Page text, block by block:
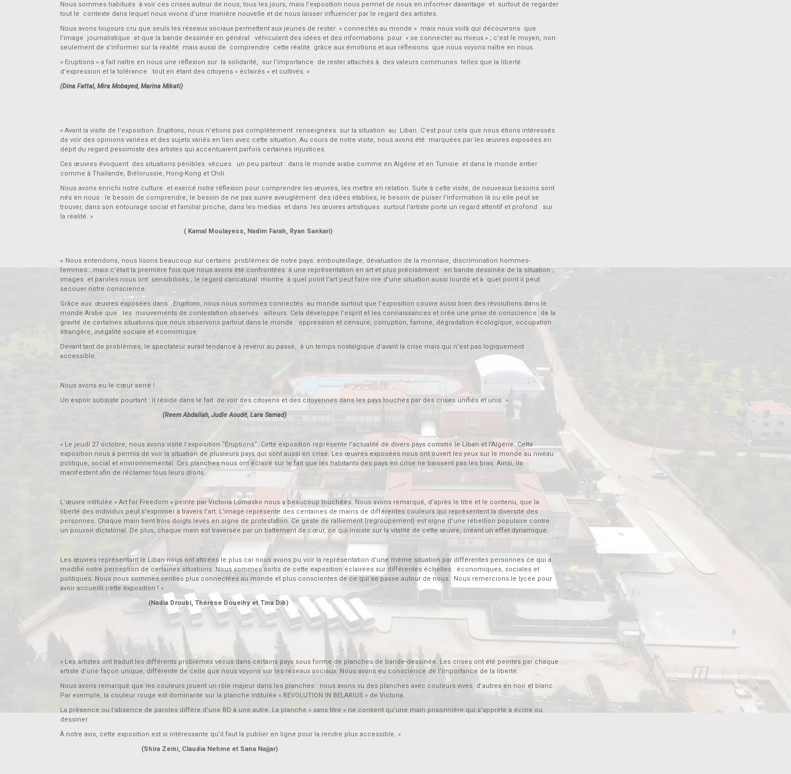
Nous sommes habitués à voir ces crises autour de nous, tous les jours, mais l’exposition nous permet de nous en informer davantage et surtout de regarder
tout le contexte dans lequel nous vivons d’une manière nouvelle et de nous laisser influencer par le regard des artistes.
Nous avons toujours cru que seuls les réseaux sociaux permettent aux jeunes de rester « connectés au monde » mais nous voilà qui découvrons que
l’image journalistique et que la bande dessinée en général véhiculent des idées et des informations pour « se connecter au mieux » ; c’est le moyen, non
seulement de s’informer sur la réalité mais aussi de comprendre cette réalité grâce aux émotions et aux réflexions que nous voyons naître en nous.
« Eruptions » a fait naître en nous une réflexion sur la solidarité, sur l’importance de rester attachés à des valeurs communes telles que la liberté
d’expression et la tolérance tout en étant des citoyens « éclairés » et cultivés. »
(Dina Fattal, Mira Mobayed, Marina Mikati)
« Avant la visite de l’exposition Eruptions, nous n’étions pas complètement renseignées sur la situation au Liban. C’est pour cela que nous étions intéressés
de voir des opinions variées et des sujets variés en lien avec cette situation. Au cours de notre visite, nous avons été marquées par les œuvres exposées en
dépit du regard pessimiste des artistes qui accentuaient parfois certaines injustices.
Ces œuvres évoquent des situations pénibles vécues un peu partout : dans le monde arabe comme en Algérie et en Tunisie et dans le monde entier
comme à Thaïlande, Biélorussie, Hong-Kong et Chili.
Nous avons enrichi notre culture et exercé notre réflexion pour comprendre les œuvres, les mettre en relation. Suite à cette visite, de nouveaux besoins sont
nés en nous : le besoin de comprendre, le besoin de ne pas suivre aveuglément des idées établies, le besoin de puiser l’information là ou elle peut se
trouver, dans son entourage social et familial proche, dans les medias et dans les œuvres artistiques surtout l’artiste porte un regard attentif et profond sur
la réalité. »
( Kamal Moulayess, Nadim Farah, Ryan Sankari)
« Nous entendons, nous lisons beaucoup sur certains problèmes de notre pays: embouteillage, dévaluation de la monnaie, discrimination hommes-
femmes….mais c’était la première fois que nous avons été confrontées à une représentation en art et plus précisément en bande dessinée de la situation ;
images et paroles nous ont sensibilisés ; le regard caricatural montre à quel point l’art peut faire rire d’une situation aussi lourde et à quel point il peut
secouer notre conscience.
Grâce aux œuvres exposées dans Eruptions, nous nous sommes connectés au monde surtout que l’exposition couvre aussi bien des révolutions dans le
monde Arabe que les mouvements de contestation observés ailleurs. Cela développe l’esprit et les connaissances et crée une prise de conscience de la
gravité de certaines situations que nous observons partout dans le monde : oppression et censure, corruption, famine, dégradation écologique, occupation
étrangère, inégalité sociale et économique.
Devant tant de problèmes, le spectateur aurait tendance à revenir au passé, à un temps nostalgique d’avant la crise mais qui n’est pas logiquement
accessible.
Nous avons eu le cœur serré !
Un espoir subsiste pourtant : il réside dans le fait de voir des citoyens et des citoyennes dans les pays touchés par des crises unifiés et unis. »
(Reem Abdallah, Judie Aoudé, Lara Samad)
« Le jeudi 27 octobre, nous avons visité l’exposition “Éruptions”. Cette exposition représente l’actualité de divers pays comme le Liban et l’Algérie. Cette
exposition nous a permis de voir la situation de plusieurs pays qui sont aussi en crise. Les œuvres exposées nous ont ouvert les yeux sur le monde au niveau
politique, social et environnemental. Ces planches nous ont éclairé sur le fait que les habitants des pays en crise ne baissent pas les bras. Ainsi, ils
manifestent afin de réclamer tous leurs droits.
L’œuvre intitulée « Art for Freedom » peinte par Victoria Lomasko nous a beaucoup touchées. Nous avons remarqué, d’après le titre et le contenu, que la
liberté des individus peut s’exprimer à travers l’art. L’image représente des centaines de mains de différentes couleurs qui représentent la diversité des
personnes. Chaque main tient trois doigts levés en signe de protestation. Ce geste de ralliement (regroupement) est signe d’une rébellion populaire contre
un pouvoir dictatorial. De plus, chaque main est traversée par un battement de cœur, ce qui insiste sur la vitalité de cette œuvre, créant un effet dynamique.
Les œuvres représentant le Liban nous ont attirées le plus car nous avons pu voir la représentation d’une même situation par différentes personnes ce qui a
modifié notre perception de certaines situations. Nous sommes sortis de cette exposition éclairées sur différentes échelles : économiques, sociales et
politiques. Nous nous sommes senties plus connectées au monde et plus conscientes de ce qui se passe autour de nous. Nous remercions le lycée pour
avoir accueilli cette exposition ! »
(Nadia Droubi, Thérèse Doueihy et Tina Dib)
« Les artistes ont traduit les différents problèmes vécus dans certains pays sous forme de planches de bande-dessinée. Les crises ont été peintes par chaque
artiste d’une façon unique, différente de celle que nous voyons sur les réseaux sociaux. Nous avons eu conscience de l’importance de la liberté.
Nous avons remarqué que les couleurs jouent un rôle majeur dans les planches : nous avons vu des planches avec couleurs vives, d’autres en noir et blanc.
Par exemple, la couleur rouge est dominante sur la planche intitulée « REVOLUTION IN BELARIUS » de Victoria.
La présence ou l’absence de paroles diffère d’une BD à une autre. La planche « sans titre » ne contient qu’une main prisonnière qui s’apprête à écrire ou
dessiner.
À notre avis, cette exposition est si intéressante qu’il faut la publier en ligne pour la rendre plus accessible. »
(Shira Zeini, Claudia Nehme et Sana Najjar)